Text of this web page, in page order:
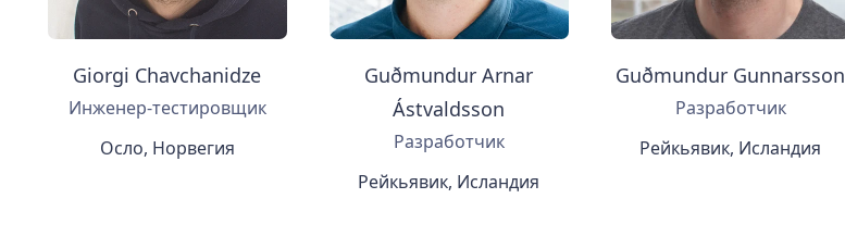
Giorgi Chavchanidze
Инженер-тестировщик
Осло, Норвегия
Guðmundur Arnar
Ástvaldsson
Разработчик
Рейкьявик, Исландия
Guðmundur Gunnarsson
Разработчик
Рейкьявик, Исландия